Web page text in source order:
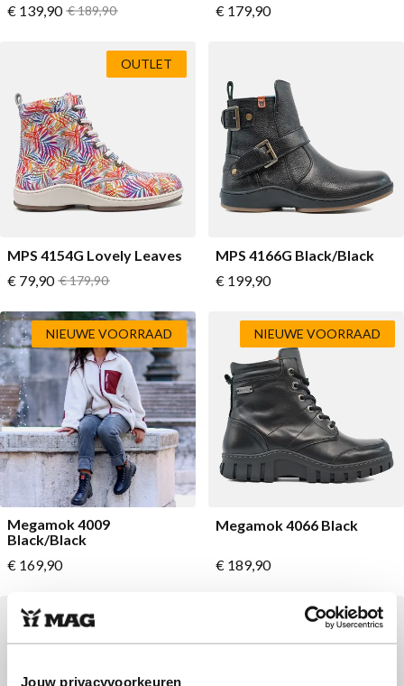
Jouw privacyvoorkeuren
Vanaf
€ 139,90 Normale prijs
€ 189,90
Vanaf
€ 179,90
MPS 4154G Lovely Leaves
Vanaf
€ 79,90 Normale prijs
€ 179,90
OUTLET
MPS 4166G Black/Black
Vanaf
€ 199,90
Megamok 4009
Black/Black
Vanaf
€ 169,90
NIEUWE VOORRAAD
Megamok 4066 Black
Vanaf
€ 189,90
NIEUWE VOORRAAD